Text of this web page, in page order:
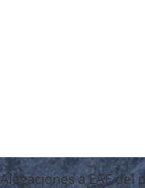
Alegaciones a EAE del